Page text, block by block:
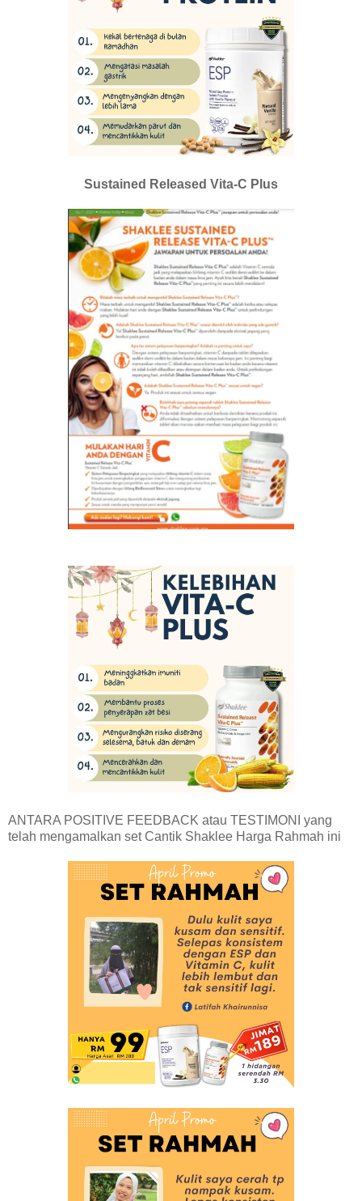
Sustained Released Vita-C Plus
ANTARA POSITIVE FEEDBACK atau TESTIMONI yang
telah mengamalkan set Cantik Shaklee Harga Rahmah ini